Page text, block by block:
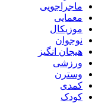
ماجراجویی
معمایی
موزیکال
نوجوان
هیجان انگیز
ورزشی
وسترن
کمدی
کودک